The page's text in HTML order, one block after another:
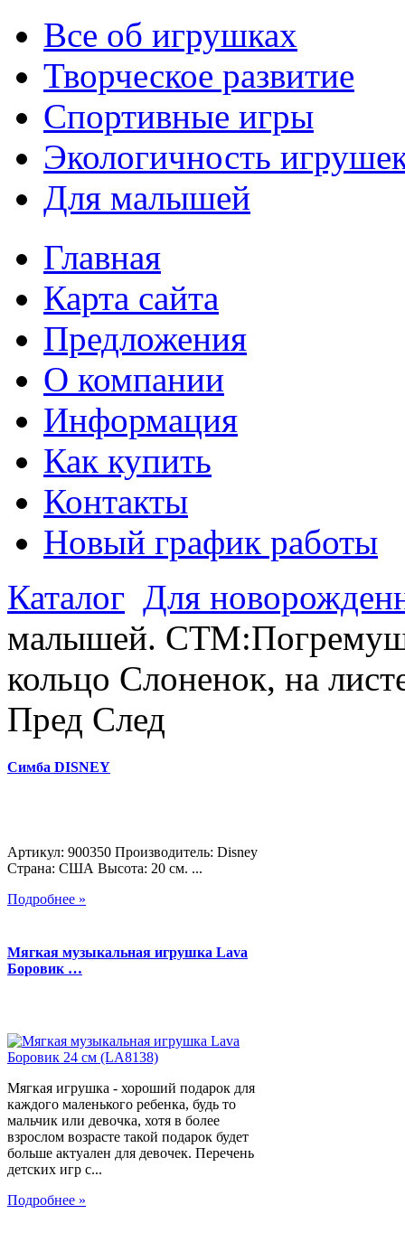
Все об игрушках
Творческое развитие
Спортивные игры
Экологичность
Для малышей
Главная
Карта сайта
Предложения
О компании
Информация
Как купить
Контакты
Новый график работы
Каталог Для
малышей.
кольцо Слоненок, на
Пред След
Симба DISNEY
Артикул: 900350 Производитель: Disney
Страна: США Высота: 20 см. ...
Подробнее »
Мягкая музыкальная игрушка Lava
Боровик …
Мягкая игрушка - хороший подарок для
каждого маленького ребенка, будь то
мальчик или девочка, хотя в более
взрослом возрасте такой подарок будет
больше актуален для девочек. Перечень
детских игр с...
Подробнее »